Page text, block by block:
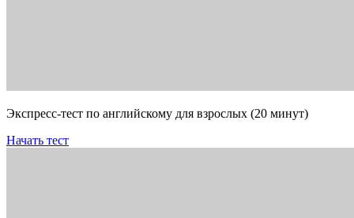
Экспресс-тест по английскому для взрослых (20 минут)
Начать тест